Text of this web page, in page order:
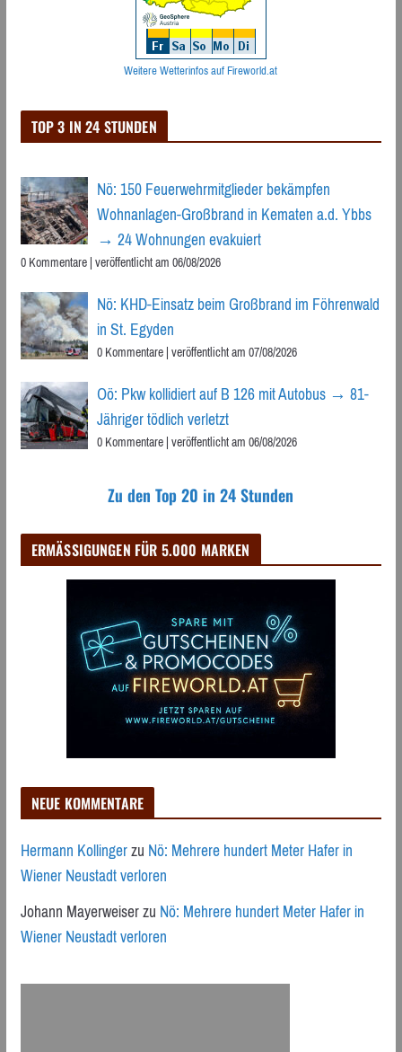
Weitere Wetterinfos auf Fireworld.at
TOP 3 IN 24 STUNDEN
Nö: 150 Feuerwehrmitglieder bekämpfen
Wohnanlagen-Großbrand in Kematen a.d. Ybbs
→ 24 Wohnungen evakuiert
0 Kommentare|veröffentlicht am 06/08/2026
Nö: KHD-Einsatz beim Großbrand im Föhrenwald
in St. Egyden
0 Kommentare|veröffentlicht am 07/08/2026
Oö: Pkw kollidiert auf B 126 mit Autobus → 81-
Jähriger tödlich verletzt
0 Kommentare|veröffentlicht am 06/08/2026
Zu den Top 20 in 24 Stunden
ERMÄSSIGUNGEN FÜR 5.000 MARKEN
NEUE KOMMENTARE
Hermann KollingerzuNö: Mehrere hundert Meter Hafer in
Wiener Neustadt verloren
Johann MayerweiserzuNö: Mehrere hundert Meter Hafer in
Wiener Neustadt verloren